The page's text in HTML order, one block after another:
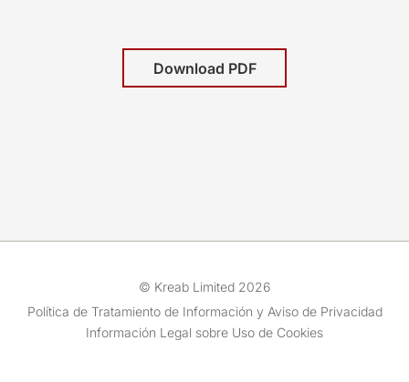
Download PDF
© Kreab Limited 2026
Política de Tratamiento de Información y Aviso de Privacidad
Información Legal sobre Uso de Cookies